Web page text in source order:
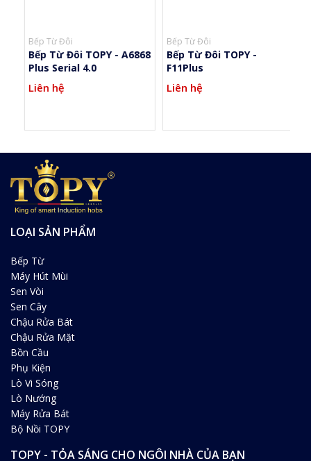
Bếp Từ Đôi
Bếp Từ Đôi TOPY - A6868
Plus Serial 4.0
Liên hệ
Bếp Từ Đôi
Bếp Từ Đôi TOPY -
F11Plus
Liên hệ
LOẠI SẢN PHẨM
Bếp Từ
Máy Hút Mùi
Sen Vòi
Sen Cây
Chậu Rửa Bát
Chậu Rửa Mặt
Bồn Cầu
Phụ Kiện
Lò Vi Sóng
Lò Nướng
Máy Rửa Bát
Bộ Nồi TOPY
TOPY - TỎA SÁNG CHO NGÔI NHÀ CỦA BẠN